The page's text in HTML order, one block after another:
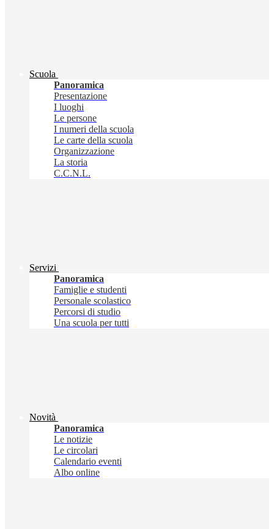
Scuola
Panoramica
Presentazione
I luoghi
Le persone
I numeri della scuola
Le carte della scuola
Organizzazione
La storia
C.C.N.L.
Servizi
Panoramica
Famiglie e studenti
Personale scolastico
Percorsi di studio
Una scuola per tutti
Novità
Panoramica
Le notizie
Le circolari
Calendario eventi
Albo online